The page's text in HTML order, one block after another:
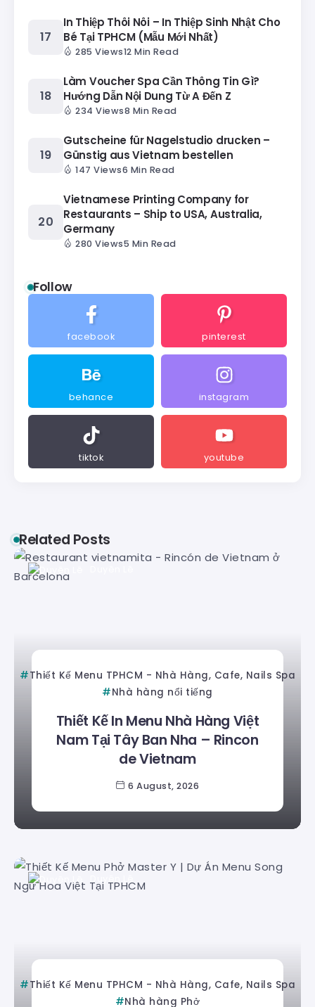
In Thiệp Thôi Nôi – In Thiệp Sinh Nhật Cho
Bé Tại TPHCM (Mẫu Mới Nhất)
285 Views12 Min Read
Làm Voucher Spa Cần Thông Tin Gì?
Hướng Dẫn Nội Dung Từ A Đến Z
234 Views8 Min Read
Gutscheine für Nagelstudio drucken –
Günstig aus Vietnam bestellen
147 Views6 Min Read
Vietnamese Printing Company for
Restaurants – Ship to USA, Australia,
Germany
280 Views5 Min Read
Follow
facebook pinterest
behance instagram
tiktok youtube
Related Posts
Thiết Kế Menu TPHCM - Nhà Hàng, Cafe, Nails Spa
Nhà hàng nổi tiếng
Thiết Kế In Menu Nhà Hàng Việt
Nam Tại Tây Ban Nha – Rincon
de Vietnam
6 August, 2026
Thiết Kế Menu TPHCM - Nhà Hàng, Cafe, Nails Spa
Nhà hàng Phở